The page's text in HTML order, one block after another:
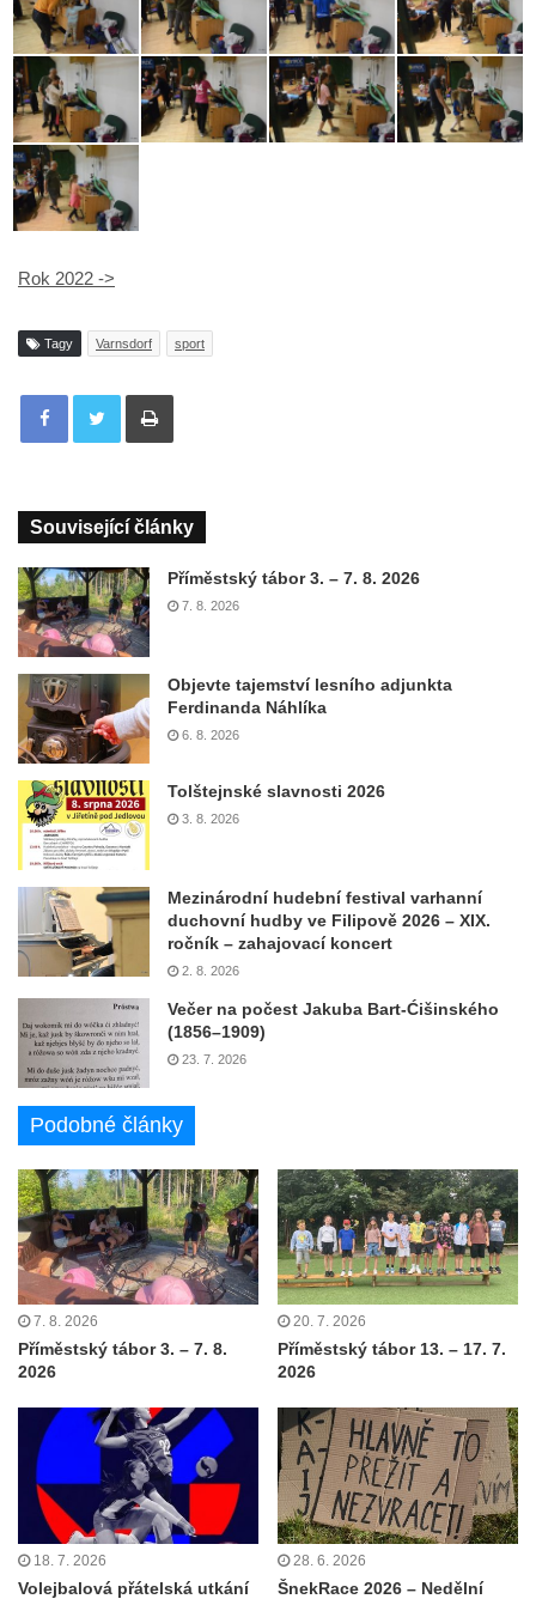
Rok 2022 ->
Tagy Varnsdorf sport
Tisknout
Související články
Příměstský tábor 3. – 7. 8. 2026
7. 8. 2026
Objevte tajemství lesního adjunkta
Ferdinanda Náhlíka
6. 8. 2026
Tolštejnské slavnosti 2026
3. 8. 2026
Mezinárodní hudební festival varhanní
duchovní hudby ve Filipově 2026 – XIX.
ročník – zahajovací koncert
2. 8. 2026
Večer na počest Jakuba Bart-Ćišinského
(1856–1909)
23. 7. 2026
Podobné články
7. 8. 2026
Příměstský tábor 3. – 7. 8.
2026
20. 7. 2026
Příměstský tábor 13. – 17. 7.
2026
18. 7. 2026
Volejbalová přátelská utkání
28. 6. 2026
ŠnekRace 2026 – Nedělní